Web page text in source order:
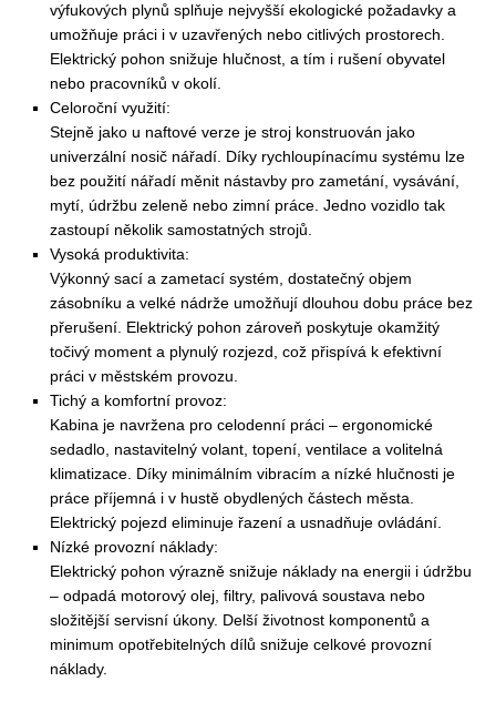
výfukových plynů splňuje nejvyšší ekologické požadavky a
umožňuje práci i v uzavřených nebo citlivých prostorech.
Elektrický pohon snižuje hlučnost, a tím i rušení obyvatel
nebo pracovníků v okolí.
Celoroční využití:
Stejně jako u naftové verze je stroj konstruován jako
univerzální nosič nářadí. Díky rychloupínacímu systému lze
bez použití nářadí měnit nástavby pro zametání, vysávání,
mytí, údržbu zeleně nebo zimní práce. Jedno vozidlo tak
zastoupí několik samostatných strojů.
Vysoká produktivita:
Výkonný sací a zametací systém, dostatečný objem
zásobníku a velké nádrže umožňují dlouhou dobu práce bez
přerušení. Elektrický pohon zároveň poskytuje okamžitý
točivý moment a plynulý rozjezd, což přispívá k efektivní
práci v městském provozu.
Tichý a komfortní provoz:
Kabina je navržena pro celodenní práci – ergonomické
sedadlo, nastavitelný volant, topení, ventilace a volitelná
klimatizace. Díky minimálním vibracím a nízké hlučnosti je
práce příjemná i v hustě obydlených částech města.
Elektrický pojezd eliminuje řazení a usnadňuje ovládání.
Nízké provozní náklady:
Elektrický pohon výrazně snižuje náklady na energii i údržbu
– odpadá motorový olej, filtry, palivová soustava nebo
složitější servisní úkony. Delší životnost komponentů a
minimum opotřebitelných dílů snižuje celkové provozní
náklady.